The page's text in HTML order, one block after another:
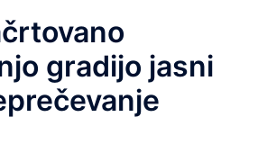
gradijo jasni